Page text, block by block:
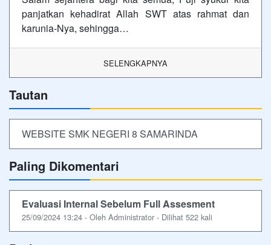
panjatkan kehadirat Allah SWT atas rahmat dan
karunia-Nya, sehingga…
SELENGKAPNYA
Tautan
WEBSITE SMK NEGERI 8 SAMARINDA
Paling Dikomentari
Evaluasi Internal Sebelum Full Assesment
25/09/2024 13:24 - Oleh Administrator - Dilihat 522 kali